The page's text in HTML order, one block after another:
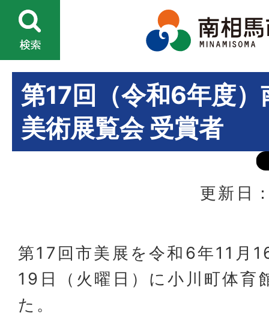
第17回（令和6年度
美術展覧会 受賞者
更新日
第17回市美展を令和6年11月
19日（火曜日）に小川町体育
た。